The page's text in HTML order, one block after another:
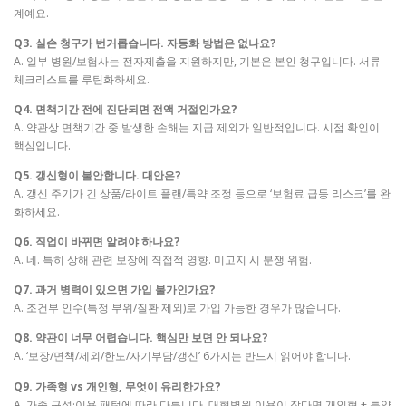
계예요.
Q3. 실손 청구가 번거롭습니다. 자동화 방법은 없나요?
A. 일부 병원/보험사는 전자제출을 지원하지만, 기본은 본인 청구입니다. 서류
체크리스트를 루틴화하세요.
Q4. 면책기간 전에 진단되면 전액 거절인가요?
A. 약관상 면책기간 중 발생한 손해는 지급 제외가 일반적입니다. 시점 확인이
핵심입니다.
Q5. 갱신형이 불안합니다. 대안은?
A. 갱신 주기가 긴 상품/라이트 플랜/특약 조정 등으로 ‘보험료 급등 리스크’를 완
화하세요.
Q6. 직업이 바뀌면 알려야 하나요?
A. 네. 특히 상해 관련 보장에 직접적 영향. 미고지 시 분쟁 위험.
Q7. 과거 병력이 있으면 가입 불가인가요?
A. 조건부 인수(특정 부위/질환 제외)로 가입 가능한 경우가 많습니다.
Q8. 약관이 너무 어렵습니다. 핵심만 보면 안 되나요?
A. ‘보장/면책/제외/한도/자기부담/갱신’ 6가지는 반드시 읽어야 합니다.
Q9. 가족형 vs 개인형, 무엇이 유리한가요?